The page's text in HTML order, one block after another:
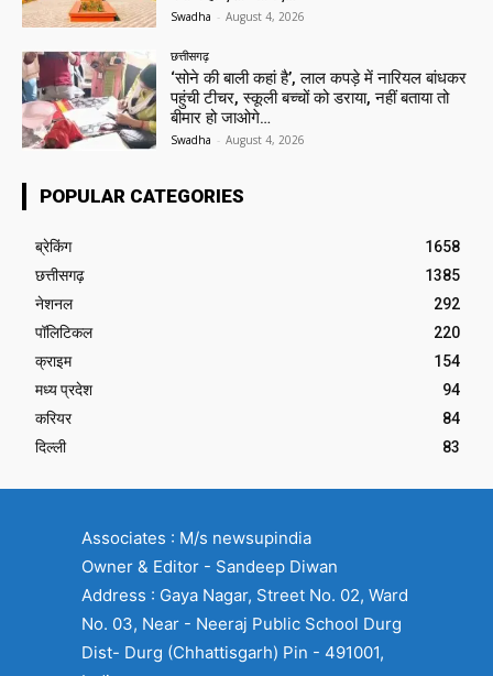
Swadha - August 4, 2026
छत्तीसगढ़
‘सोने की बाली कहां है’, लाल कपड़े में नारियल बांधकर
पहुंची टीचर, स्कूली बच्चों को डराया, नहीं बताया तो
बीमार हो जाओगे…
Swadha - August 4, 2026
POPULAR CATEGORIES
ब्रेकिंग
1658
छत्तीसगढ़
1385
नेशनल
292
पॉलिटिकल
220
क्राइम
154
मध्य प्रदेश
94
करियर
84
दिल्ली
83
Associates : M/s newsupindia
Owner & Editor - Sandeep Diwan
Address : Gaya Nagar, Street No. 02, Ward
No. 03, Near - Neeraj Public School Durg
Dist- Durg (Chhattisgarh) Pin - 491001,